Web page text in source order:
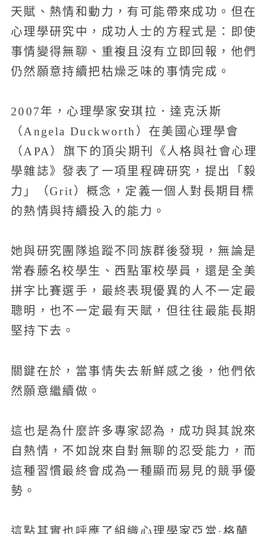
天賦、熱情和動力，有可能帶來成功。但在
心理學研究中，成功人士的方程式是：即使
事情變得無聊、重複且沒有立即回報，他們
仍然願意持續把枯燥乏味的事情完成。
2007年，心理學家安琪拉．達克沃斯
（Angela Duckworth）在美國心理學會
（APA）旗下的頂尖期刊《人格與社會心理
學雜誌》發表了一項里程碑研究，提出「毅
力」（Grit）概念，定義一個人對長期目標
的熱情與持續投入的能力。
她與研究團隊追蹤不同族群後發現，無論是
常春藤名校學生、西點軍校學員，還是全美
拼字比賽選手，最終表現優異的人不一定最
聰明，也不一定最有天賦，但往往最能長期
堅持下去。
關鍵在於，當事情失去新鮮感之後，他們依
然願意繼續做。
這也是為什麼許多專家認為，成功與其說來
自熱情，不如說來自對無聊的忍受能力，而
這種習慣最終會成為一種顯而易見的競爭優
勢。
這點其實也呼應了組織心理學家亞當·格蘭